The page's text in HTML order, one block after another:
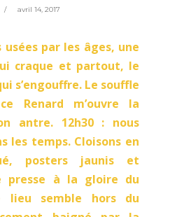
avril 14, 2017
usées par les âges, une
craque et partout, le
s’engouffre. Le souffle
Renard m’ouvre la
antre. 12h30 : nous
les temps. Cloisons en
posters jaunis et
presse à la gloire du
lieu semble hors du